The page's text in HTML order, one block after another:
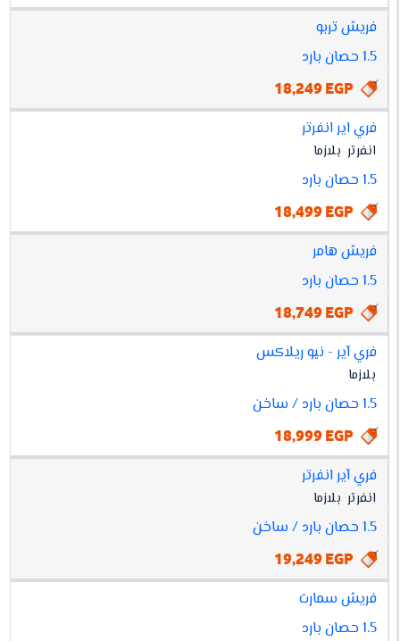
فريش تربو
1.5 حصان بارد
18,249 EGP
فري اير انفرتر
انفرتر بلازما
1.5 حصان بارد
18,499 EGP
فريش هامر
1.5 حصان بارد
18,749 EGP
فري آير - نيو ريلاكس
بلازما
1.5 حصان بارد / ساخن
18,999 EGP
فري آير انفرتر
انفرتر بلازما
1.5 حصان بارد / ساخن
19,249 EGP
فريش سمارت
1.5 حصان بارد